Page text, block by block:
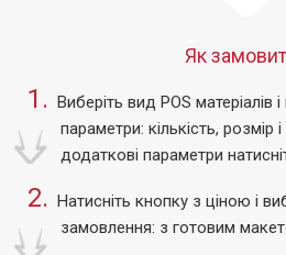
привернути увагу оточуючих до
популярний сувенірний продукт
Вашому заходу. Пропонуємо вам
круглої форми, діаметром 43 мм.
(повнокольоровий цифровий друк
крейдованому папері 80-90 гр/
Як
1. Виберіть вид POS матеріалів
параметри: кількість, розмір і
додаткові параметри
2. Натисніть кнопку з ціною і
замовлення: з готовим